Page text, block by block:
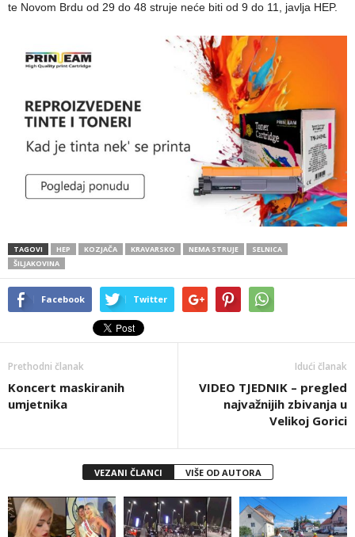
te Novom Brdu od 29 do 48 struje neće biti od 9 do 11, javlja HEP.
TAGOVI HEP KOZJAČA KRAVARSKO NEMA STRUJE
SELNICA
ŠILJAKOVINA
Facebook Twitter
Prethodni članak
Koncert maskiranih
umjetnika
Idući članak
VIDEO TJEDNIK – pregled
najvažnijih zbivanja u
Velikoj Gorici
VEZANI ČLANCI VIŠE OD AUTORA